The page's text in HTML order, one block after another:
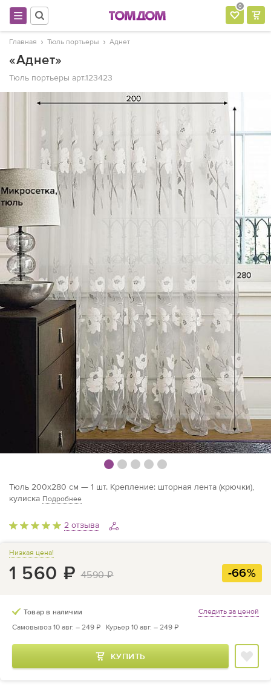
0
Главная Тюль портьеры Аднет
«Аднет»
Тюль портьеры арт.123423
Тюль 200х280 см — 1 шт. Крепление: шторная лента (крючки),
кулиска Подробнее
2 отзыва
Низкая цена!
1 560 ₽4590₽ -66%
Товар в наличии
Следить за ценой
Самовывоз 10 авг. – 249 ₽ Курьер 10 авг. – 249 ₽
КУПИТЬ